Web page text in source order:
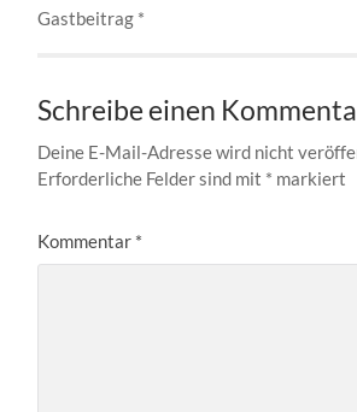
Gastbeitrag *
Schreibe einen
Deine E-Mail-Adresse wird nicht
Erforderliche Felder sind mit * markiert
Kommentar *